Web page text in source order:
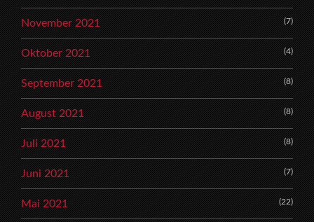
November 2021 (7)
Oktober 2021 (4)
September 2021 (8)
August 2021 (8)
Juli 2021 (8)
Juni 2021 (7)
Mai 2021 (22)